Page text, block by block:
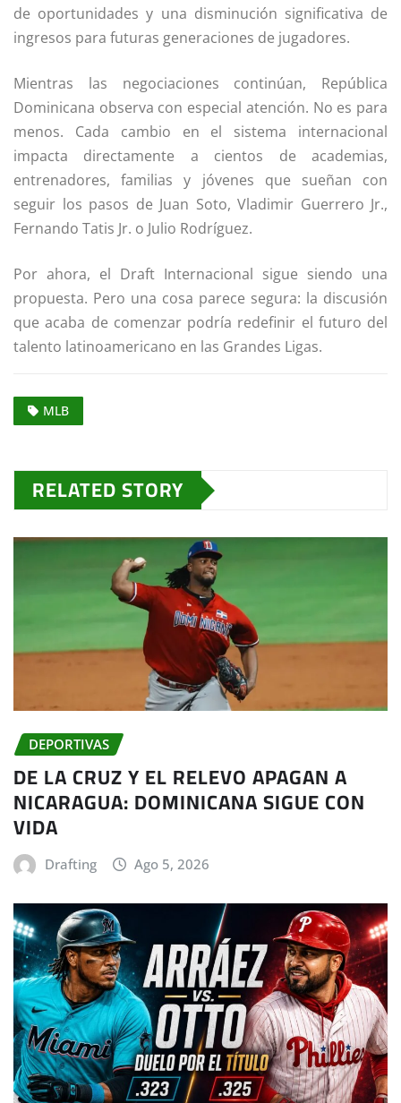
de oportunidades y una disminución significativa de
ingresos para futuras generaciones de jugadores.
Mientras las negociaciones continúan, República
Dominicana observa con especial atención. No es para
menos. Cada cambio en el sistema internacional
impacta directamente a cientos de academias,
entrenadores, familias y jóvenes que sueñan con
seguir los pasos de Juan Soto, Vladimir Guerrero Jr.,
Fernando Tatis Jr. o Julio Rodríguez.
Por ahora, el Draft Internacional sigue siendo una
propuesta. Pero una cosa parece segura: la discusión
que acaba de comenzar podría redefinir el futuro del
talento latinoamericano en las Grandes Ligas.
MLB
RELATED STORY
DEPORTIVAS
DE LA CRUZ Y EL RELEVO APAGAN A
NICARAGUA: DOMINICANA SIGUE CON
VIDA
Drafting Ago 5, 2026